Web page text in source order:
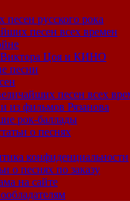
песен русского рока
песен всех времен
Виктора Цоя и КИНО
песни
песен всех
из фильмов Рязанова
рок-баллады
о песнях
конфиденциальности
о песнях по заказу
на сайте